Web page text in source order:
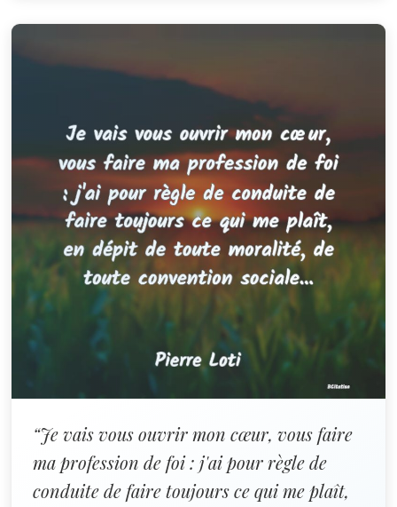
“Je vais vous ouvrir mon cœur, vous faire
ma profession de foi : j'ai pour règle de
conduite de faire toujours ce qui me plaît,